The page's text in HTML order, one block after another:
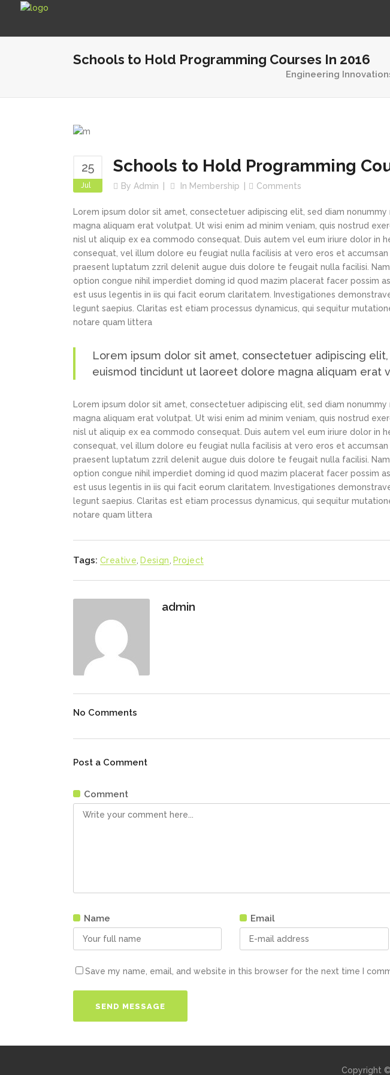
Schools to Hold Programming Courses In 2016
Engineering
25
Jul
Schools to Hold Programming
By Admin In Membership Comments
Lorem ipsum dolor sit amet, consectetuer adipiscing elit, sed diam
magna aliquam erat volutpat. Ut wisi enim ad minim veniam, quis nostrud
nisl ut aliquip ex ea commodo consequat. Duis autem vel eum iriure dolor in
consequat, vel illum dolore eu feugiat nulla facilisis at vero eros et
praesent luptatum zzril delenit augue duis dolore te feugait nulla facilisi.
option congue nihil imperdiet doming id quod mazim placerat facer possim
est usus legentis in iis qui facit eorum claritatem. Investigationes
legunt saepius. Claritas est etiam processus dynamicus, qui sequitur
notare quam littera
Lorem ipsum dolor sit amet, consectetuer adipiscing
euismod tincidunt ut laoreet dolore magna aliquam erat
Lorem ipsum dolor sit amet, consectetuer adipiscing elit, sed diam
magna aliquam erat volutpat. Ut wisi enim ad minim veniam, quis nostrud
nisl ut aliquip ex ea commodo consequat. Duis autem vel eum iriure dolor in
consequat, vel illum dolore eu feugiat nulla facilisis at vero eros et
praesent luptatum zzril delenit augue duis dolore te feugait nulla facilisi.
option congue nihil imperdiet doming id quod mazim placerat facer possim
est usus legentis in iis qui facit eorum claritatem. Investigationes
legunt saepius. Claritas est etiam processus dynamicus, qui sequitur
notare quam littera
Tags: Creative Design Project
admin
No Comments
Post a Comment
Comment
Name Email
Save my name, email, and website in this browser for the next time I
Copyright